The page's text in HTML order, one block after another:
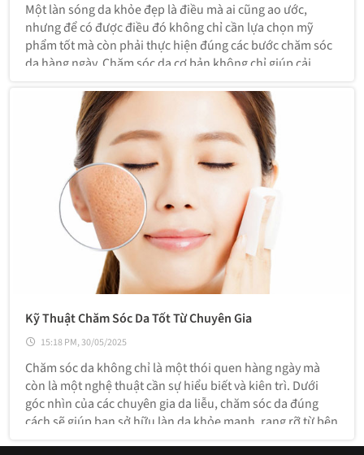
Một làn sóng da khỏe đẹp là điều mà ai cũng ao ước,
nhưng để có được điều đó không chỉ cần lựa chọn mỹ
phẩm tốt mà còn phải thực hiện đúng các bước chăm sóc
da hàng ngày. Chăm sóc da cơ bản không chỉ giúp cải
môi trường.
Kỹ Thuật Chăm Sóc Da Tốt Từ Chuyên Gia
15:18 PM, 30/05/2025
Chăm sóc da không chỉ là một thói quen hàng ngày mà
còn là một nghệ thuật cần sự hiểu biết và kiên trì. Dưới
góc nhìn của các chuyên gia da liễu, chăm sóc da đúng
cách sẽ giúp bạn sở hữu làn da khỏe mạnh, rạng rỡ từ bên